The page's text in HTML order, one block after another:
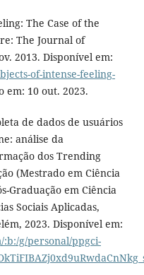
The Case of the
The Journal of
2013. Disponível em:
of-intense-feeling-
em: 10 out. 2023.
de dados de usuários
análise da
dos Trending
(Mestrado em Ciência
Graduação em Ciência
Sociais Aplicadas,
2023. Disponível em:
g/personal/ppgci-